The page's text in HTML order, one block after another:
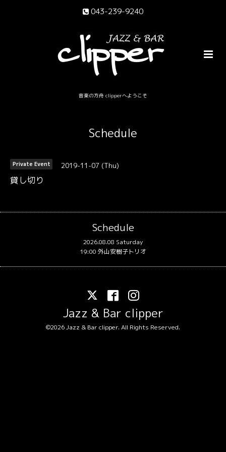
043-239-9240
音楽の方舟 clipperへようこそ
Schedule
Private Event 2019-11-07 (Thu)
貸し切り
Schedule
2026.08.08 Saturday
19:00 外山安樹子トリオ
Jazz & Bar clipper
©2026Jazz & Bar clipper. All Rights Reserved.